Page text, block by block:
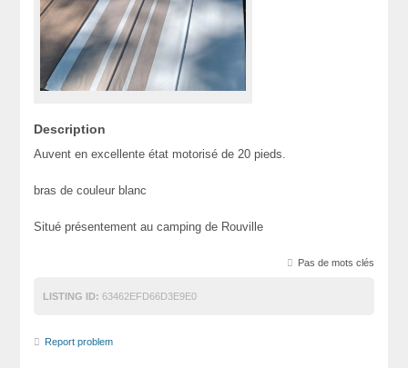
Description
Auvent en excellente état motorisé de 20 pieds.
bras de couleur blanc
Situé présentement au camping de Rouville
Pas de mots clés
LISTING ID: 63462EFD66D3E9E0
Report problem